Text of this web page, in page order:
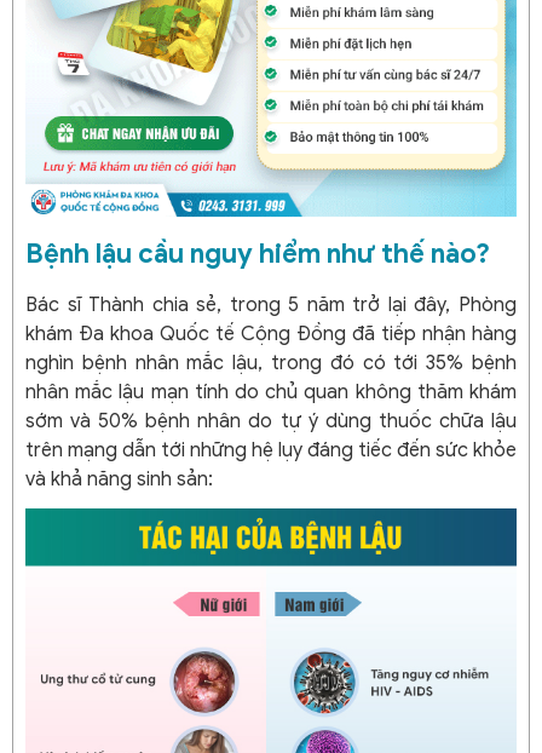
Bệnh lậu cầu nguy hiểm như thế nào?
Bác sĩ Thành chia sẻ, trong 5 năm trở lại đây, Phòng
khám Đa khoa Quốc tế Cộng Đồng đã tiếp nhận hàng
nghìn bệnh nhân mắc lậu, trong đó có tới 35% bệnh
nhân mắc lậu mạn tính do chủ quan không thăm khám
sớm và 50% bệnh nhân do tự ý dùng thuốc chữa lậu
trên mạng dẫn tới những hệ lụy đáng tiếc đến sức khỏe
và khả năng sinh sản: